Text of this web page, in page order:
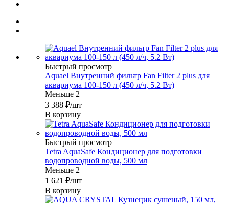
Быстрый просмотр
Aquael Внутренний фильтр Fan Filter 2 plus для
аквариума 100-150 л (450 л/ч, 5.2 Вт)
Меньше 2
3 388 ₽/шт
В корзину
Быстрый просмотр
Tetra AquaSafe Кондиционер для подготовки
водопроводной воды, 500 мл
Меньше 2
1 621 ₽/шт
В корзину